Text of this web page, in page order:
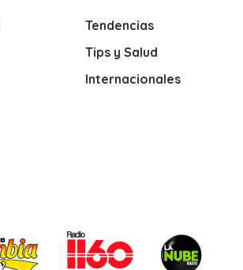
Tendencias
Tips y Salud
Internacionales